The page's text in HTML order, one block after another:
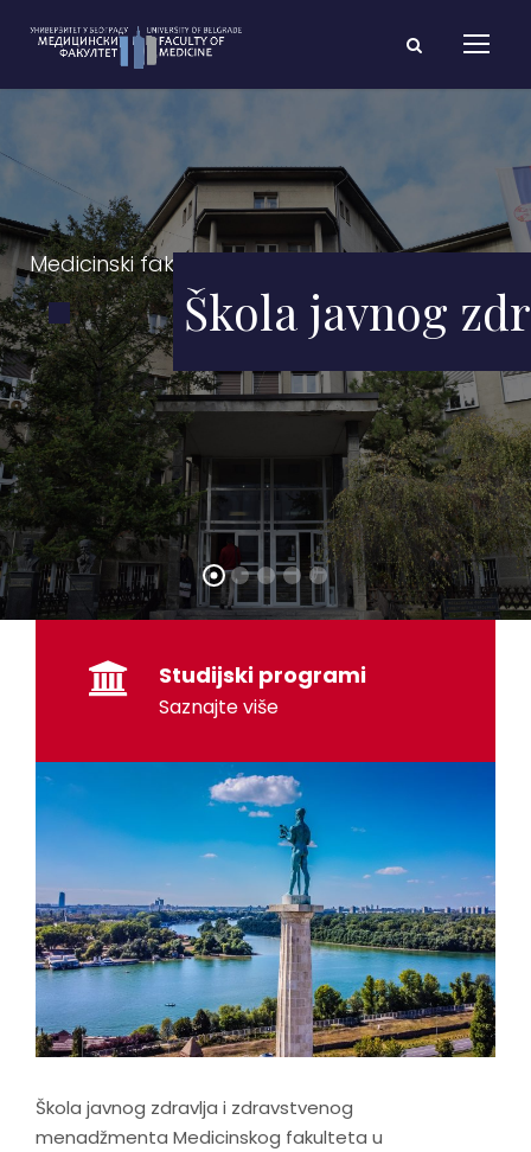
Medicinski fakultet Univerziteta u Beogradu
Škola javnog
Studijski programi
Saznajte više
Škola javnog zdravlja i zdravstvenog
menadžmenta Medicinskog fakulteta u